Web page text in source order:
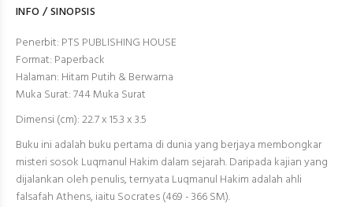
INFO / SINOPSIS
Penerbit: PTS PUBLISHING HOUSE
Format: Paperback
Halaman: Hitam Putih & Berwarna
Muka Surat:744Muka Surat
Dimensi (cm): 22.7 x 15.3 x 3.5
Buku ini adalah buku pertama di dunia yang berjaya membongkar
misteri sosok Luqmanul Hakim dalam sejarah. Daripada kajian yang
dijalankan oleh penulis, ternyata Luqmanul Hakim adalah ahli
falsafah Athens, iaitu Socrates (469 - 366 SM).